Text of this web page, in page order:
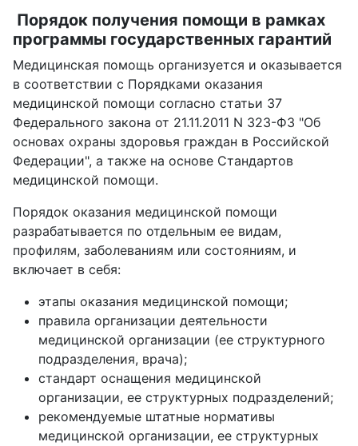
Порядок получения помощи в рамках
программы государственных гарантий
Медицинская помощь организуется и оказывается
в соответствии с Порядками оказания
медицинской помощи согласно статьи 37
Федерального закона от 21.11.2011 N 323-ФЗ "Об
основах охраны здоровья граждан в Российской
Федерации", а также на основе Стандартов
медицинской помощи.
Порядок оказания медицинской помощи
разрабатывается по отдельным ее видам,
профилям, заболеваниям или состояниям, и
включает в себя:
этапы оказания медицинской помощи;
правила организации деятельности
медицинской организации (ее структурного
подразделения, врача);
стандарт оснащения медицинской
организации, ее структурных подразделений;
рекомендуемые штатные нормативы
медицинской организации, ее структурных